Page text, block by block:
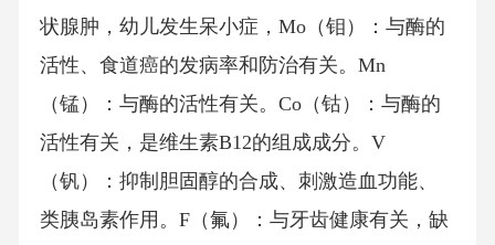
状腺肿，幼儿发生呆小症，Mo（钼）：与酶的
活性、食道癌的发病率和防治有关。Mn
（锰）：与酶的活性有关。Co（钴）：与酶的
活性有关，是维生素B12的组成成分。V
（钒）：抑制胆固醇的合成、刺激造血功能、
类胰岛素作用。F（氟）：与牙齿健康有关，缺